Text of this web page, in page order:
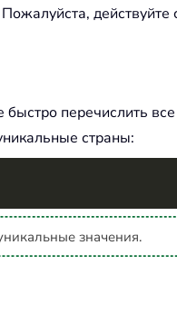
Пожалуйста,
быстро перечислить
страны:
значения.